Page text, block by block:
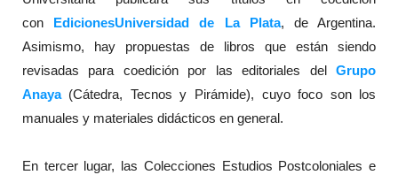
con EdicionesUniversidad de La Plata, de Argentina.
Asimismo, hay propuestas de libros que están siendo
revisadas para coedición por las editoriales delGrupo
Anaya(Cátedra, Tecnos y Pirámide), cuyo foco son los
manuales y materiales didácticos en general.
En tercer lugar, las Colecciones Estudios Postcoloniales e